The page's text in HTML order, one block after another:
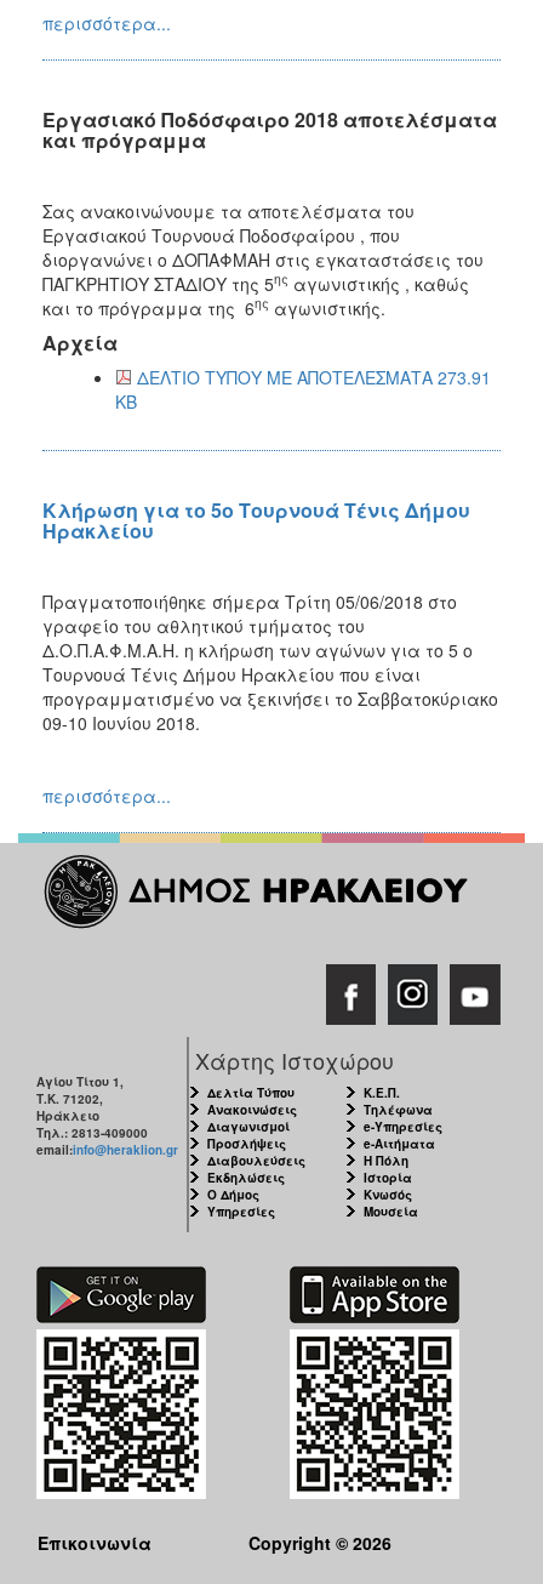
περισσότερα...
Εργασιακό Ποδόσφαιρο 2018 αποτελέσματα
και πρόγραμμα
Σας ανακοινώνουμε τα αποτελέσματα του
Εργασιακού Τουρνουά Ποδοσφαίρου , που
διοργανώνει ο ΔΟΠΑΦΜΑΗ στις εγκαταστάσεις του
ΠΑΓΚΡΗΤΙΟΥ ΣΤΑΔΙΟΥ της 5ης αγωνιστικής , καθώς
και το πρόγραμμα της 6ης αγωνιστικής.
Αρχεία
ΔΕΛΤΙΟ ΤΥΠΟΥ ΜΕ ΑΠΟΤΕΛΕΣΜΑΤΑ 273.91
KB
Κλήρωση για το 5ο Τουρνουά Τένις Δήμου
Ηρακλείου
Πραγματοποιήθηκε σήμερα Τρίτη 05/06/2018 στο
γραφείο του αθλητικού τμήματος του
Δ.Ο.Π.Α.Φ.Μ.Α.Η. η κλήρωση των αγώνων για το 5 ο
Τουρνουά Τένις Δήμου Ηρακλείου που είναι
προγραμματισμένο να ξεκινήσει το Σαββατοκύριακο
09-10 Ιουνίου 2018.
περισσότερα...
Αγίου Τίτου 1,
Τ.Κ. 71202,
Ηράκλειο
Τηλ.: 2813-409000
email:info@heraklion.gr
Χάρτης Ιστοχώρου
Δελτία Τύπου
Ανακοινώσεις
Διαγωνισμοί
Προσλήψεις
Διαβουλεύσεις
Εκδηλώσεις
Ο Δήμος
Υπηρεσίες
Κ.Ε.Π.
Τηλέφωνα
e-Υπηρεσίες
e-Αιτήματα
Η Πόλη
Ιστορία
Κνωσός
Μουσεία
Επικοινωνία
Copyright © 2026